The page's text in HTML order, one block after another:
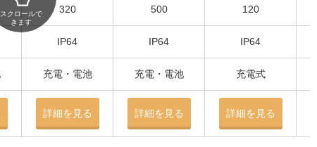
320 500 120
IP64 IP64 IP64
充電・電池 充電・電池 充電式
詳細を見る 詳細を見る 詳細を見る
スクロールで
きます